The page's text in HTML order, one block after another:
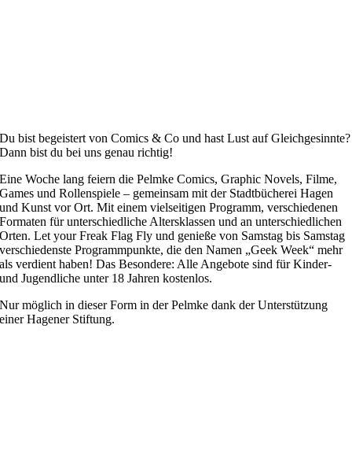
Du bist begeistert von Comics & Co und hast Lust auf Gleichgesinnte?
Dann bist du bei uns genau richtig!
Eine Woche lang feiern die Pelmke Comics, Graphic Novels, Filme,
Games und Rollenspiele – gemeinsam mit der Stadtbücherei Hagen
und Kunst vor Ort. Mit einem vielseitigen Programm, verschiedenen
Formaten für unterschiedliche Altersklassen und an unterschiedlichen
Orten. Let your Freak Flag Fly und genieße von Samstag bis Samstag
verschiedenste Programmpunkte, die den Namen „Geek Week“ mehr
als verdient haben! Das Besondere: Alle Angebote sind für Kinder-
und Jugendliche unter 18 Jahren kostenlos.
Nur möglich in dieser Form in der Pelmke dank der Unterstützung
einer Hagener Stiftung.